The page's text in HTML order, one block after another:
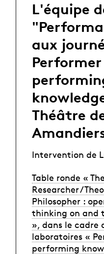
L'équipe
aux
Théâtre
Intervention de
Table ronde «
Researcher /
Philosopher :
thinking on and
», dans le cadre
laboratoires «
performing